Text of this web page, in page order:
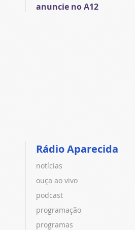
anuncie no A12
Rádio Aparecida
notícias
ouça ao vivo
podcast
programação
programas